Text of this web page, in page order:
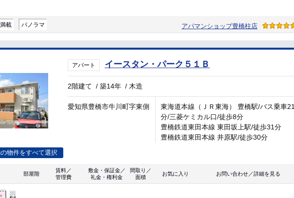
載 パノラマ アパマンショップ豊橋柱店
アパート イースタン・パーク５１Ｂ
2階建て /築14年 / 木造
愛知県豊橋市牛川町字東側
東海道本線（ＪＲ東海） 豊橋駅/バス乗車21
分/三菱ケミカル口/徒歩8分
豊橋鉄道東田本線 東田坂上駅/徒歩31分
豊橋鉄道東田本線 井原駅/徒歩30分
物件をすべて選択
部屋階
賃料／
管理費
敷金・保証金／
礼金・権利金
間取り／
面積
お気に入り お問い合わせ／詳細を見る